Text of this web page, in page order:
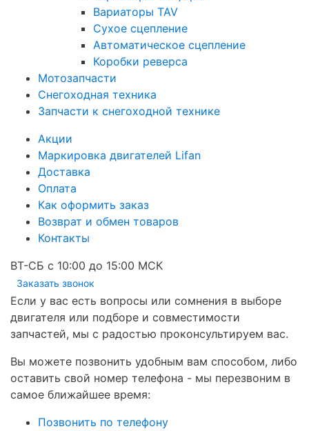
Вариаторы TAV
Сухое сцепление
Автоматическое сцепление
Коробки реверса
Мотозапчасти
Снегоходная техника
Запчасти к снегоходной технике
Акции
Маркировка двигателей Lifan
Доставка
Оплата
Как оформить заказ
Возврат и обмен товаров
Контакты
ВТ-СБ с 10:00 до 15:00 МСК
Заказать звонок
Если у вас есть вопросы или сомнения в выборе
двигателя или подборе и совместимости
запчастей, мы с радостью проконсультируем вас.
Вы можете позвонить удобным вам способом, либо
оставить свой номер телефона - мы перезвоним в
самое ближайшее время:
Позвонить по телефону